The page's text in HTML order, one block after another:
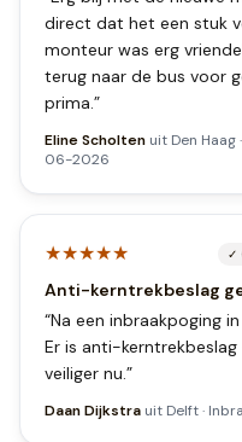
direct dat het een stuk
monteur was erg
terug naar de bus voor
prima.”
Eline Scholten uit Den Haag·
06-2026
★★★★★ ✓
Anti-kerntrekbeslag
“Na een inbraakpoging
Er is anti-
veiliger nu.”
Daan Dijkstra uit Delft·